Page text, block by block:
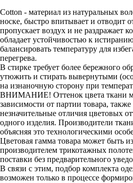
Cotton - материал из натуральных
носке, быстро впитывает и отводит
пропускает воздух и не раздражает
обладает устойчивостью к
балансировать температуру для
В стирке требует более бережного
утюжить и стирать вывернутыми
на изнаночную сторону при
ВНИМАНИЕ! Оттенок цвета ткани
зависимости от партии товара,
незначительные отличия цветовых
одного изделия. Производители
объясняя это технологическими
Цветовая гамма товара может быть
производителем трикотажных
поставки без предварительного
В связи с этим, подбор комплекта
возможен только в процессе